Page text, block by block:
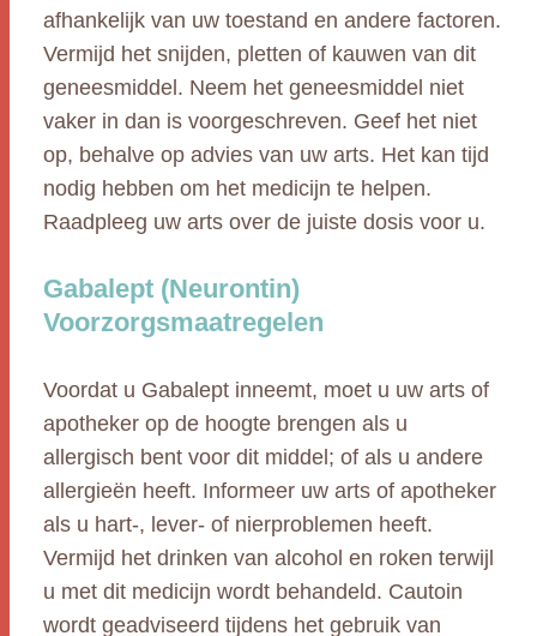
afhankelijk van uw toestand en andere factoren.
Vermijd het snijden, pletten of kauwen van dit
geneesmiddel. Neem het geneesmiddel niet
vaker in dan is voorgeschreven. Geef het niet
op, behalve op advies van uw arts. Het kan tijd
nodig hebben om het medicijn te helpen.
Raadpleeg uw arts over de juiste dosis voor u.
Gabalept (Neurontin)
Voorzorgsmaatregelen
Voordat u Gabalept inneemt, moet u uw arts of
apotheker op de hoogte brengen als u
allergisch bent voor dit middel; of als u andere
allergieën heeft. Informeer uw arts of apotheker
als u hart-, lever- of nierproblemen heeft.
Vermijd het drinken van alcohol en roken terwijl
u met dit medicijn wordt behandeld. Cautoin
wordt geadviseerd tijdens het gebruik van